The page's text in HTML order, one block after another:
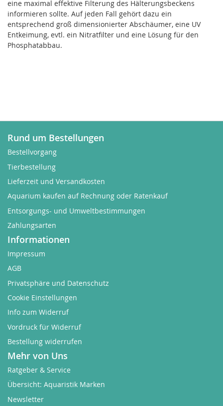
eine maximal effektive Filterung des Hälterungsbeckens
informieren sollte. Auf jeden Fall gehört dazu ein
entsprechend groß dimensionierter Abschäumer, eine UV
Entkeimung, evtl. ein Nitratfilter und eine Lösung für den
Phosphatabbau.
Rund um Bestellungen
Bestellvorgang
Tierbestellung
Lieferzeit und Versandkosten
Aquarium kaufen auf Rechnung oder Ratenkauf
Entsorgungs- und Umweltbestimmungen
Zahlungsarten
Informationen
Impressum
AGB
Privatsphäre und Datenschutz
Cookie Einstellungen
Info zum Widerruf
Vordruck für Widerruf
Bestellung widerrufen
Mehr von Uns
Ratgeber & Service
Übersicht: Aquaristik Marken
Newsletter